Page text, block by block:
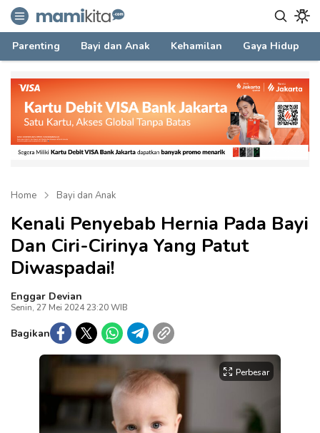
mamikita.com
Informasi Parenting untuk Mami Milenial
Parenting Bayi dan Anak Kehamilan Gaya Hidup
Home Bayi dan Anak
Kenali Penyebab Hernia Pada Bayi
Dan Ciri-Cirinya Yang Patut
Diwaspadai!
Enggar Devian
Senin, 27 Mei 2024 23:20 WIB
Bagikan
Perbesar